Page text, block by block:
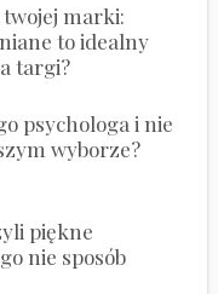
marki:
to idealny
targi?
psychologa i nie
wyborze?
piękne
nie sposób